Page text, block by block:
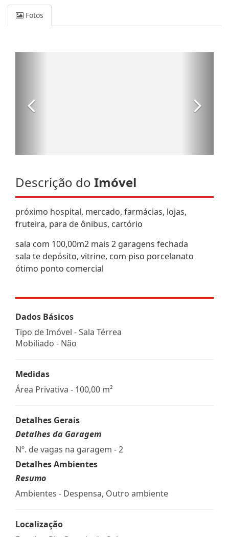
Fotos
Descrição do Imóvel
próximo hospital, mercado, farmácias, lojas,
fruteira, para de ônibus, cartório
sala com 100,00m2 mais 2 garagens fechada
sala te depósito, vitrine, com piso porcelanato
ótimo ponto comercial
Dados Básicos
Tipo de Imóvel - Sala Térrea
Mobiliado - Não
Medidas
Área Privativa - 100,00 m²
Detalhes Gerais
Detalhes da Garagem
Nº. de vagas na garagem - 2
Detalhes Ambientes
Resumo
Ambientes - Despensa, Outro ambiente
Localização